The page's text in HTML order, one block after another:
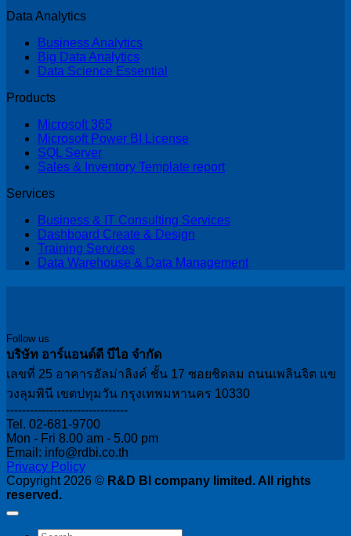
Data Analytics
Business Analytics
Big Data Analytics
Data Science Essential
Products
Microsoft 365
Microsoft Power BI License
SQL Server
Sales & Inventory Template report
Services
Business & IT Consulting Services
Dashboard Create & Design
Training Services
Data Warehouse & Data Management
Follow us
บริษัท อาร์แอนด์ดี บีไอ จำกัด
เลขที่ 25 อาคารอัลม่าลิงค์ ชั้น 17 ซอยชิดลม ถนนเพลินจิต แข
วงลุมพินี เขตปทุมวัน กรุงเทพมหานคร 10330
-------------------------------
Tel. 02-681-9700
Mon - Fri 8.00 am - 5.00 pm
Email: info@rdbi.co.th
Privacy Policy
Copyright 2026 © R&D BI company limited. All rights
reserved.